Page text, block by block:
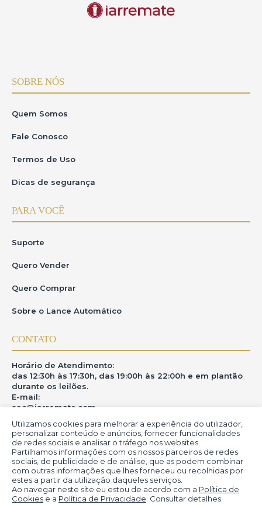
Utilizamos cookies para melhorar a experiência do utilizador,
personalizar conteúdo e anúncios, fornecer funcionalidades
de redes sociais e analisar o tráfego nos websites.
Partilhamos informações com os nossos parceiros de redes
sociais, de publicidade e de análise, que as podem combinar
com outras informações que lhes forneceu ou recolhidas por
estes a partir da utilização daqueles serviços.
Ao navegar neste site eu estou de acordo com a Política de
Cookies e a Política de Privacidade . Consultar detalhes
SOBRE NÓS
Quem Somos
Fale Conosco
Termos de Uso
Dicas de segurança
PARA VOCÊ
Suporte
Quero Vender
Quero Comprar
Sobre o Lance Automático
CONTATO
Horário de Atendimento:
das 12:30h às 17:30h, das 19:00h às 22:00h e em plantão
durante os leilões.
E-mail:
sac@iarremate.com
ONDE ESTAMOS
R. Heitor Modesto, 28 - Estação São Lourenço - MG
CEP: 37470-000